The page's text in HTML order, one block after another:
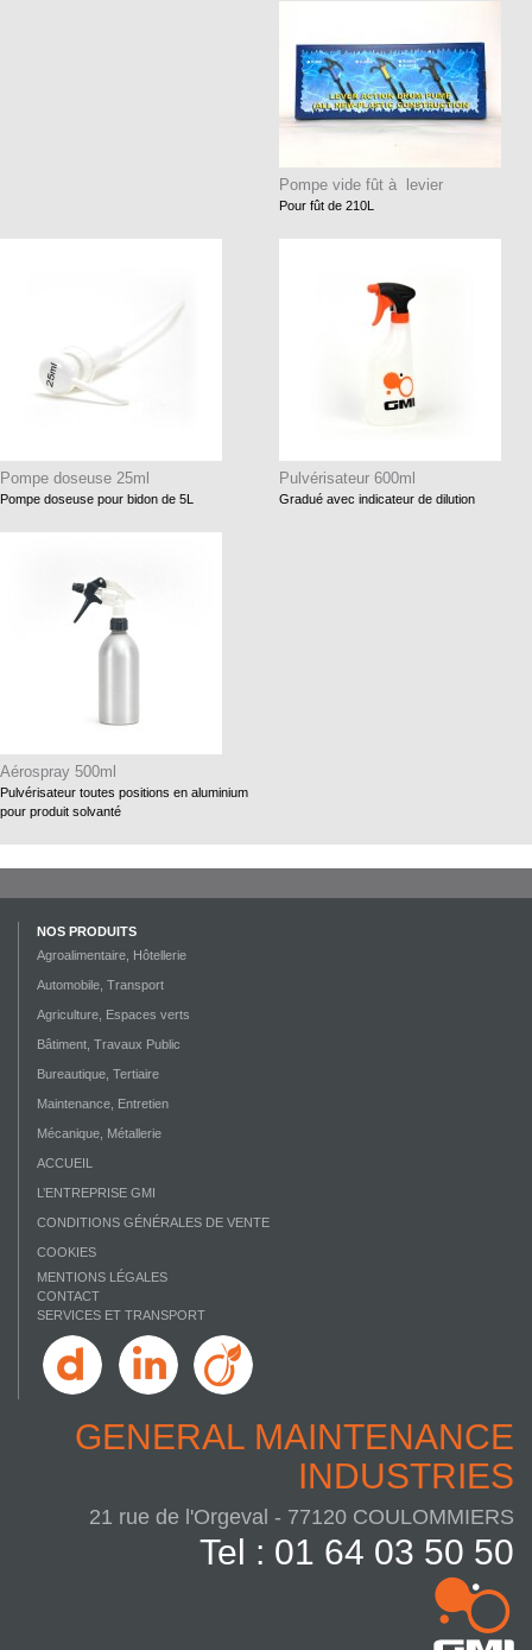
Pompe vide fût à levier
Pour fût de 210L
Pompe doseuse 25ml
Pompe doseuse pour bidon de 5L
Pulvérisateur 600ml
Gradué avec indicateur de dilution
Aérospray 500ml
Pulvérisateur toutes positions en aluminium
pour produit solvanté
NOS PRODUITS
Agroalimentaire, Hôtellerie
Automobile, Transport
Agriculture, Espaces verts
Bâtiment, Travaux Public
Bureautique, Tertiaire
Maintenance, Entretien
Mécanique, Métallerie
ACCUEIL
L’ENTREPRISE GMI
CONDITIONS GÉNÉRALES DE VENTE
COOKIES
MENTIONS LÉGALES
CONTACT
SERVICES ET TRANSPORT
GENERAL MAINTENANCE
INDUSTRIES
21 rue de l'Orgeval - 77120 COULOMMIERS
Tel : 01 64 03 50 50